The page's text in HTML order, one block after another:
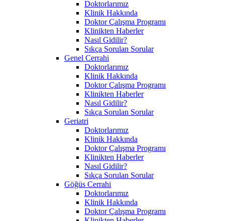
Doktorlarımız
Klinik Hakkında
Doktor Çalışma Programı
Klinikten Haberler
Nasıl Gidilir?
Sıkça Sorulan Sorular
Genel Cerrahi
Doktorlarımız
Klinik Hakkında
Doktor Çalışma Programı
Klinikten Haberler
Nasıl Gidilir?
Sıkça Sorulan Sorular
Geriatri
Doktorlarımız
Klinik Hakkında
Doktor Çalışma Programı
Klinikten Haberler
Nasıl Gidilir?
Sıkça Sorulan Sorular
Göğüs Cerrahi
Doktorlarımız
Klinik Hakkında
Doktor Çalışma Programı